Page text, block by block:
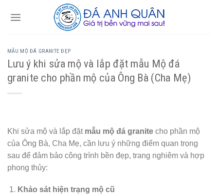
MẪU MỘ ĐÁ GRANITE ĐẸP
Lưu ý khi sửa mộ và lắp đặt mẫu Mộ đá
granite cho phần mộ của Ông Bà (Cha Mẹ)
Khi sửa mộ và lắp đặt mẫu mộ đá granite cho phần mộ
của Ông Bà, Cha Mẹ, cần lưu ý những điểm quan trọng
sau để đảm bảo công trình bền đẹp, trang nghiêm và hợp
phong thủy:
Khảo sát hiện trạng mộ cũ